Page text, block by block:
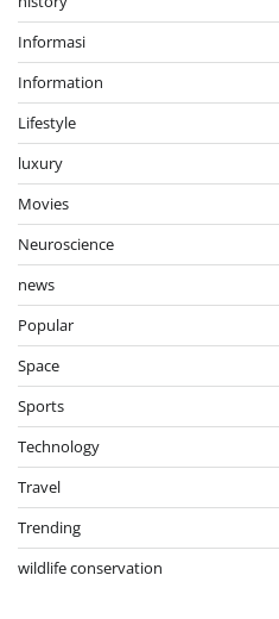
Informasi
Information
Lifestyle
luxury
Movies
Neuroscience
news
Popular
Space
Sports
Technology
Travel
Trending
wildlife conservation